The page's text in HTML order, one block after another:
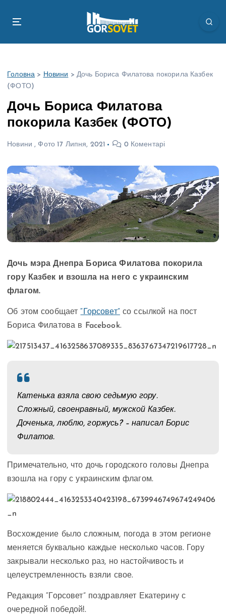
Головна > Новини > Дочь Бориса Филатова покорила Казбек
(ФОТО)
Дочь Бориса Филатова
покорила Казбек (ФОТО)
Новини , Фото 17 Липня, 2021 0 Коментарі
Дочь мэра Днепра Бориса Филатова покорила
гору Казбек и взошла на него с украинским
флагом.
Об этом сообщает“Горсовет” со ссылкой на пост
Бориса Филатова в Facebook.
Катенька взяла свою седьмую гору.
Сложный, своенравный, мужской Казбек.
Доченька, люблю, горжусь? – написал Борис
Филатов.
Примечательно, что дочь городского головы Днепра
взошла на гору с украинским флагом.
Восхождение было сложным, погода в этом регионе
меняется буквально каждые несколько часов. Гору
закрывали несколько раз, но настойчивость и
целеустремленность взяли свое.
Редакция “Горсовет” поздравляет Екатерину с
очередной победой!.